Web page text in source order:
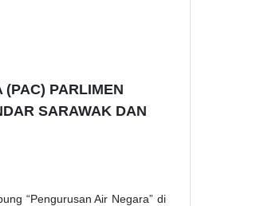
PARLIMEN
SARAWAK DAN
“Pengurusan Air Negara” di